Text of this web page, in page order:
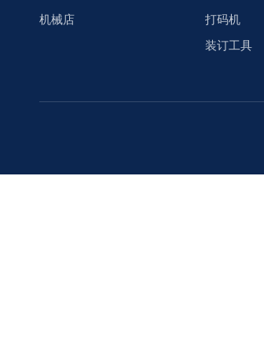
机械店
打码机
装订工具